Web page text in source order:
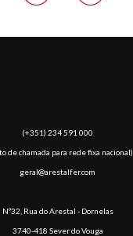
(​+351) 234 591 000
de chamada para rede fixa nacional)
geral@arestalfer.com
Nº32, Rua do Arestal - Dornelas
3740-418 Sever do Vouga